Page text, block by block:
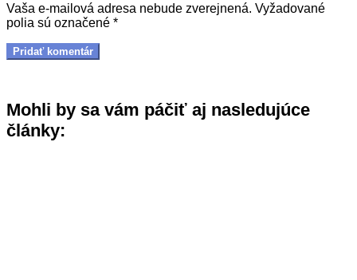
Vaša e-mailová adresa nebude zverejnená. Vyžadované
polia sú označené *
Mohli by sa vám páčiť aj nasledujúce
články: